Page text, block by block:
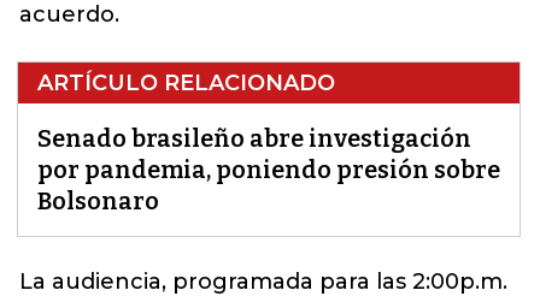
acuerdo.
ARTÍCULO RELACIONADO
Senado brasileño abre investigación
por pandemia, poniendo presión sobre
Bolsonaro
La audiencia, programada para las 2:00p.m.